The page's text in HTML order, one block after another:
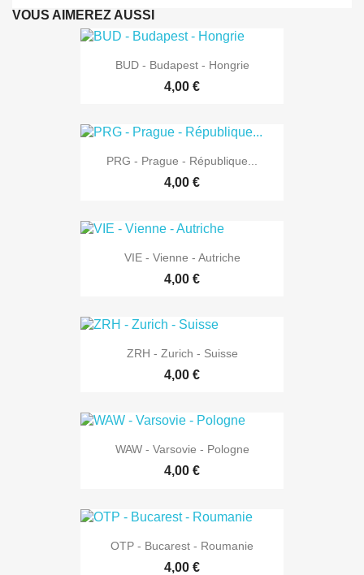
VOUS AIMEREZ AUSSI
BUD - Budapest - Hongrie
4,00 €
PRG - Prague - République...
4,00 €
VIE - Vienne - Autriche
4,00 €
ZRH - Zurich - Suisse
4,00 €
WAW - Varsovie - Pologne
4,00 €
OTP - Bucarest - Roumanie
4,00 €